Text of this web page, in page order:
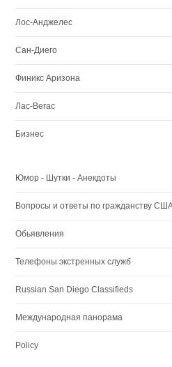
Лос-Анджелес
Сан-Диего
Финикс Аризона
Лас-Вегас
Бизнес
Юмор - Шутки - Анекдоты
Вопросы и ответы по гражданству
Обьявления
Телефоны экстренных служб
Russian San Diego Classifieds
Международная панорама
Policy